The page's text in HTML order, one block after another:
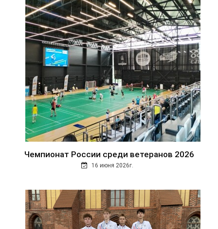
Чемпионат России среди ветеранов 2026
16 июня 2026г.